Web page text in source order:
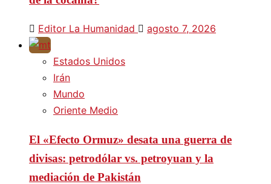
Editor La Humanidad agosto 7, 2026
Estados Unidos
Irán
Mundo
Oriente Medio
El «Efecto Ormuz» desata una guerra de
divisas: petrodólar vs. petroyuan y la
mediación de Pakistán